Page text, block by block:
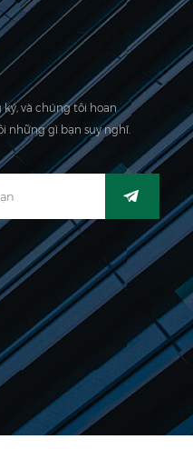
ký, và chúng tôi hoan
những gì bạn suy nghĩ.